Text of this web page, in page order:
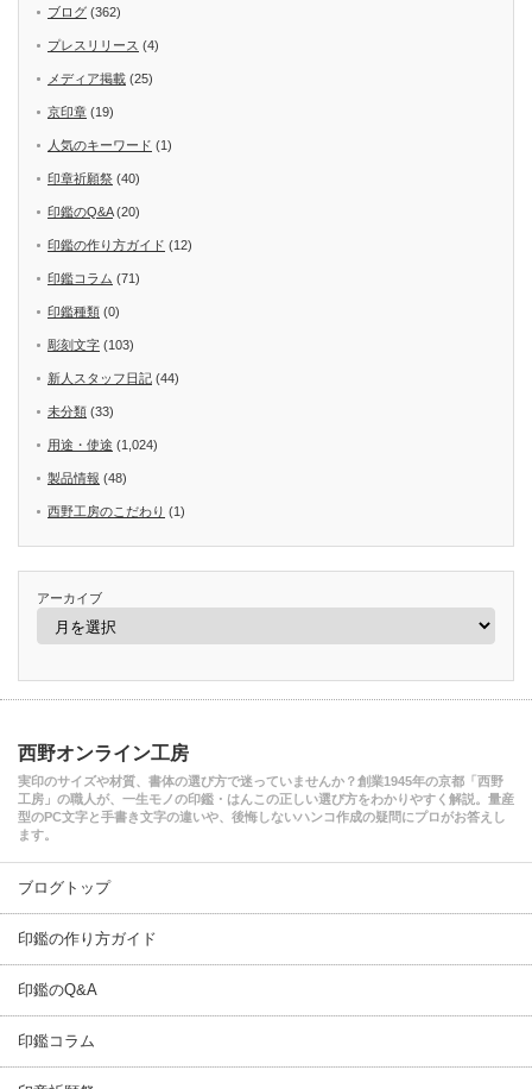
ブログ (362)
プレスリリース (4)
メディア掲載 (25)
京印章 (19)
人気のキーワード (1)
印章祈願祭 (40)
印鑑のQ&A(20)
印鑑の作り方ガイド (12)
印鑑コラム (71)
印鑑種類 (0)
彫刻文字 (103)
新人スタッフ日記 (44)
未分類 (33)
用途・使途 (1,024)
製品情報 (48)
西野工房のこだわり (1)
アーカイブ
西野オンライン工房
実印のサイズや材質、書体の選び方で迷っていませんか？創業1945年の京都「西野
工房」の職人が、一生モノの印鑑・はんこの正しい選び方をわかりやすく解説。量産
型のPC文字と手書き文字の違いや、後悔しないハンコ作成の疑問にプロがお答えし
ます。
ブログトップ
印鑑の作り方ガイド
印鑑のQ&A
印鑑コラム